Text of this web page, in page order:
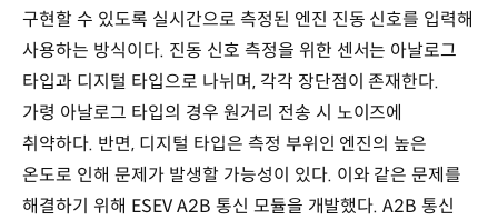
구현할 수 있도록 실시간으로 측정된 엔진 진동 신호를 입력해
사용하는 방식이다. 진동 신호 측정을 위한 센서는 아날로그
타입과 디지털 타입으로 나뉘며, 각각 장단점이 존재한다.
가령 아날로그 타입의 경우 원거리 전송 시 노이즈에
취약하다. 반면, 디지털 타입은 측정 부위인 엔진의 높은
온도로 인해 문제가 발생할 가능성이 있다. 이와 같은 문제를
해결하기 위해 ESEV A2B 통신 모듈을 개발했다. A2B 통신